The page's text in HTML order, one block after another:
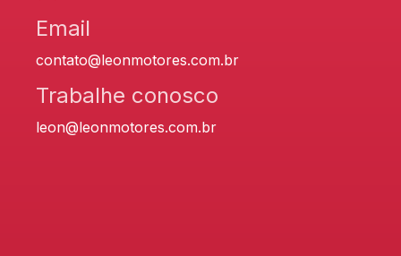
Email
contato@leonmotores.com.br
Trabalhe conosco
leon@leonmotores.com.br